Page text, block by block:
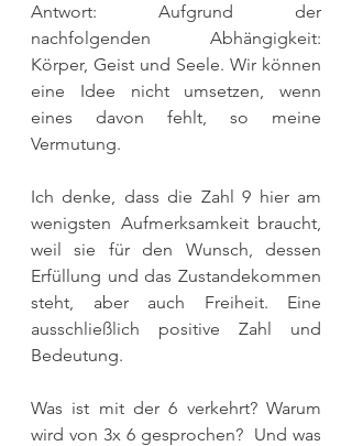
Antwort: Aufgrund der
nachfolgenden Abhängigkeit:
Körper, Geist und Seele. Wir können
eine Idee nicht umsetzen, wenn
eines davon fehlt, so meine
Vermutung.
Ich denke, dass die Zahl 9 hier am
wenigsten Aufmerksamkeit braucht,
weil sie für den Wunsch, dessen
Erfüllung und das Zustandekommen
steht, aber auch Freiheit. Eine
ausschließlich positive Zahl und
Bedeutung.
Was ist mit der 6 verkehrt? Warum
wird von 3x 6 gesprochen?  Und was